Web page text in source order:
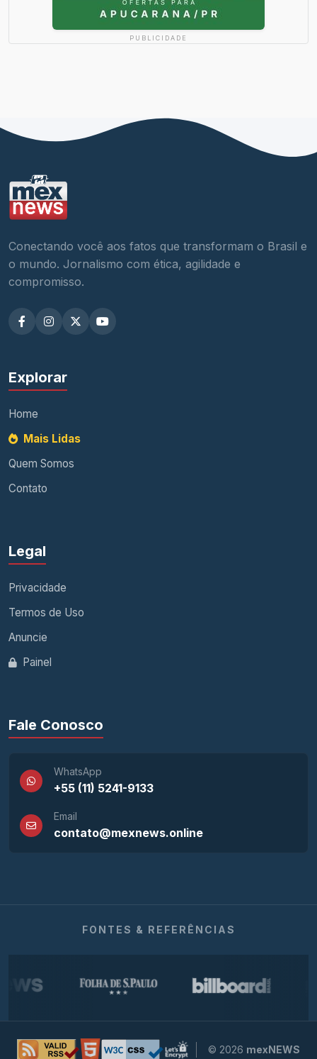
PUBLICIDADE
Conectando você aos fatos que transformam o Brasil e
o mundo. Jornalismo com ética, agilidade e
compromisso.
Explorar
Home
Mais Lidas
Quem Somos
Contato
Legal
Privacidade
Termos de Uso
Anuncie
Painel
Fale Conosco
WhatsApp
+55 (11) 5241-9133
Email
contato@mexnews.online
FONTES & REFERÊNCIAS
© 2026 mexNEWS